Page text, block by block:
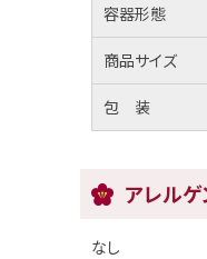
容器形態
商品サイズ
包 装
アレルゲ
なし